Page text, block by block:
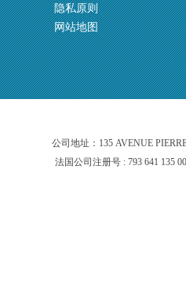
隐私原则
网站地图
公司地址：135 AVENUE
法国公司注册号 : 793 641 135